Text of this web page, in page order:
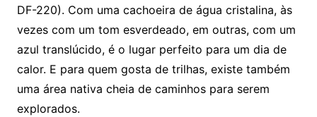
DF-220). Com uma cachoeira de água cristalina, às
vezes com um tom esverdeado, em outras, com um
azul translúcido, é o lugar perfeito para um dia de
calor. E para quem gosta de trilhas, existe também
uma área nativa cheia de caminhos para serem
explorados.